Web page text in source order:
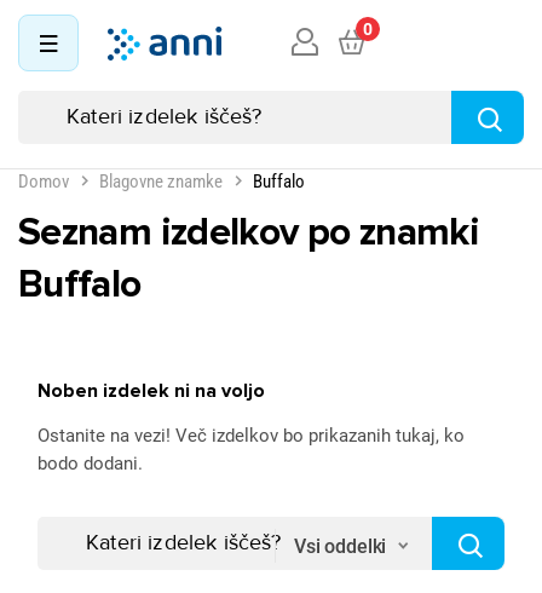
0
Domov Blagovne znamke Buffalo
Seznam izdelkov po znamki
Buffalo
Noben izdelek ni na voljo
Ostanite na vezi! Več izdelkov bo prikazanih tukaj, ko
bodo dodani.
Vsi oddelki